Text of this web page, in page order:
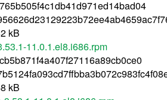
kB
11.0.1.el8.i686.rpm
kB